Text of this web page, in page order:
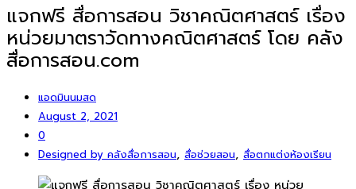
แจกฟรี สื่อการสอน วิชาคณิตศาสตร์ เรื่อง
หน่วยมาตราวัดทางคณิตศาสตร์ โดย คลัง
สื่อการสอน.com
แอดมินนมสด
August 2, 2021
0
Designed by คลังสื่อการสอน, สื่อช่วยสอน, สื่อตกแต่งห้องเรียน